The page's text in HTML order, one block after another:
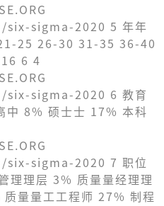
sigma-2020 5 年年
25 26-30 31-35 36-40
6 4
sigma-2020 6 教育
8% 硕⼠士 17% 本科
sigma-2020 7 职位
理层 3% 质量量经理理
量量⼯工程师 27% 制程